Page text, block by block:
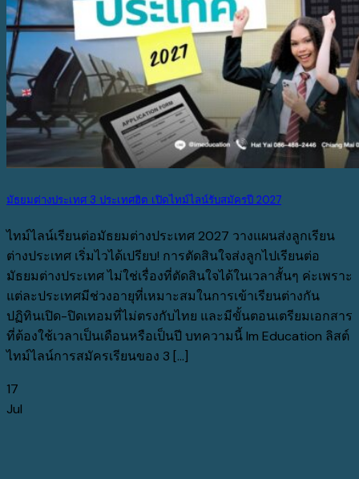
มัธยมต่างประเทศ 3 ประเทศฮิต เปิดไทม์ไลน์รับสมัครปี 2027
ไทม์ไลน์เรียนต่อมัธยมต่างประเทศ 2027 วางแผนส่งลูกเรียน
ต่างประเทศ เริ่มไวได้เปรียบ! การตัดสินใจส่งลูกไปเรียนต่อ
มัธยมต่างประเทศ ไม่ใช่เรื่องที่ตัดสินใจได้ในเวลาสั้นๆ ค่ะเพราะ
แต่ละประเทศมีช่วงอายุที่เหมาะสมในการเข้าเรียนต่างกัน
ปฏิทินเปิด-ปิดเทอมที่ไม่ตรงกับไทย และมีขั้นตอนเตรียมเอกสาร
ที่ต้องใช้เวลาเป็นเดือนหรือเป็นปี บทความนี้ Im Education ลิสต์
ไทม์ไลน์การสมัครเรียนของ 3 [...]
17
Jul